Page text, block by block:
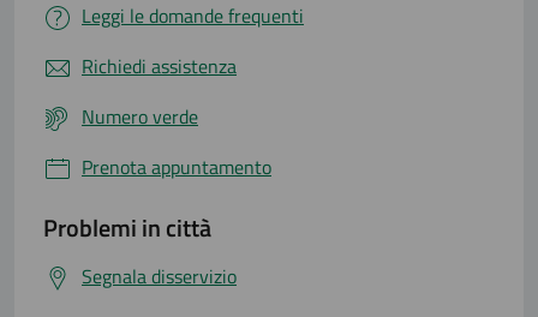
Leggi le domande frequenti
Richiedi assistenza
Numero verde
Prenota appuntamento
Problemi in città
Segnala disservizio